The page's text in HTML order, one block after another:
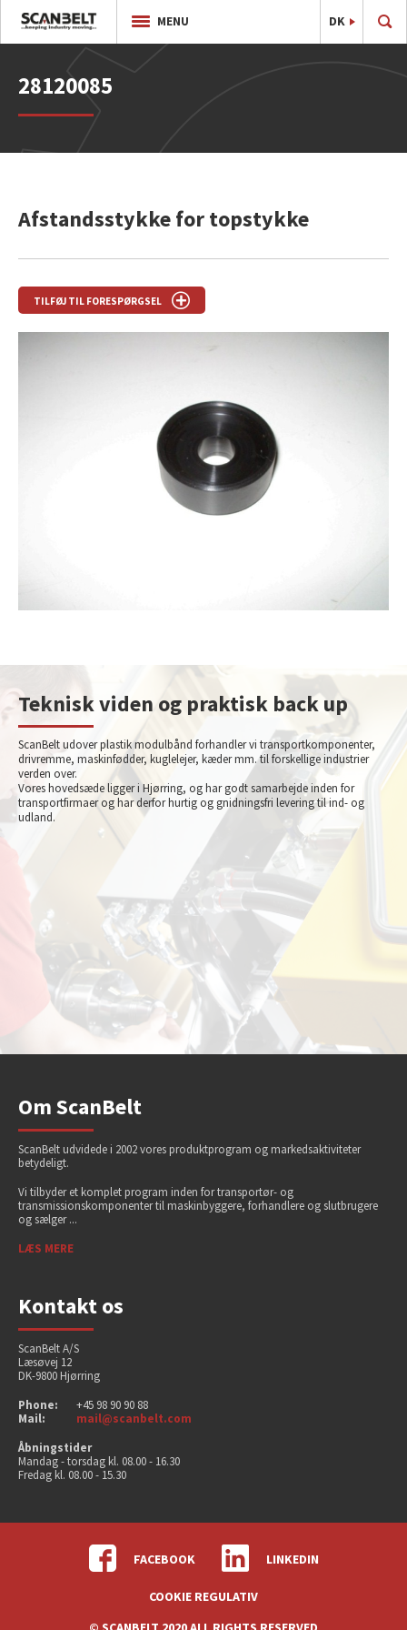
MENU DK
28120085
Afstandsstykke for topstykke
TILFØJ TIL FORESPØRGSEL
Teknisk viden og praktisk back up
ScanBelt udover plastik modulbånd forhandler vi transportkomponenter,
drivremme, maskinfødder, kuglelejer, kæder mm. til forskellige industrier
verden over.
Vores hovedsæde ligger i Hjørring, og har godt samarbejde inden for
transportfirmaer og har derfor hurtig og gnidningsfri levering til ind- og
udland.
Om ScanBelt
ScanBelt udvidede i 2002 vores produktprogram og markedsaktiviteter
betydeligt.
Vi tilbyder et komplet program inden for transportør- og
transmissionskomponenter til maskinbyggere, forhandlere og slutbrugere
og sælger ...
LÆS MERE
Kontakt os
ScanBelt A/S
Læsøvej 12
DK-9800 Hjørring
Phone:
+45 98 90 90 88
Mail:
mail@scanbelt.com
Åbningstider
Mandag - torsdag kl. 08.00 - 16.30
Fredag kl. 08.00 - 15.30
FACEBOOK LINKEDIN
COOKIE REGULATIV